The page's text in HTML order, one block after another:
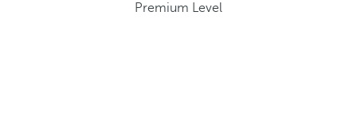
Premium Level